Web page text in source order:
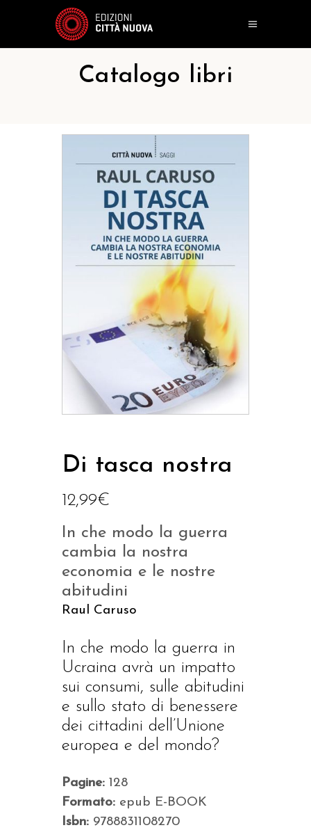
Catalogo libri
Di tasca nostra
12,99€
In che modo la guerra
cambia la nostra
economia e le nostre
abitudini
Raul Caruso
In che modo la guerra in
Ucraina avrà un impatto
sui consumi, sulle abitudini
e sullo stato di benessere
dei cittadini dell’Unione
europea e del mondo?
Pagine: 128
Formato: epub E-BOOK
Isbn: 9788831108270